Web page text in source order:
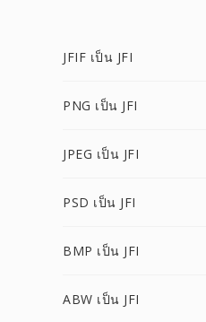
JFIF เป็น JFI
PNG เป็น JFI
JPEG เป็น JFI
PSD เป็น JFI
BMP เป็น JFI
ABW เป็น JFI